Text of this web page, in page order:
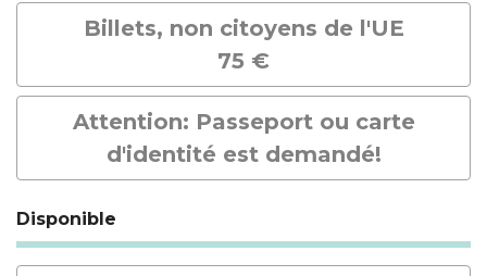
Billets, non citoyens de l'UE
75 €
Attention: Passeport ou carte
d'identité est demandé!
Disponible